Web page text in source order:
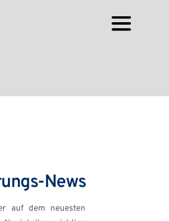
News
auf dem neuesten